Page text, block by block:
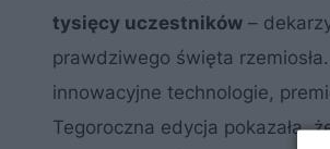
tysięcy uczestników –
prawdziwego święta
innowacyjne technologie,
Tegoroczna edycja pokazała,